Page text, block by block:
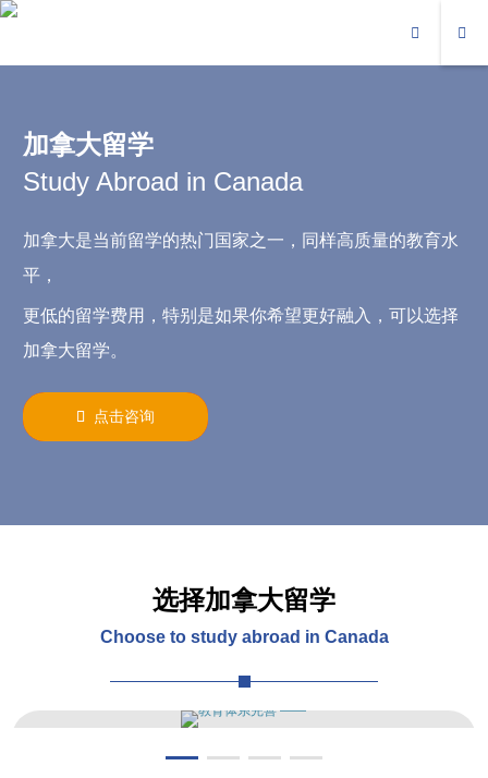
加拿大留学
Study Abroad in Canada
加拿大是当前留学的热门国家之一，同样高质量的教育水
平，
更低的留学费用，特别是如果你希望更好融入，可以选择
加拿大留学。
点击咨询
选择加拿大留学
Choose to study abroad in Canada